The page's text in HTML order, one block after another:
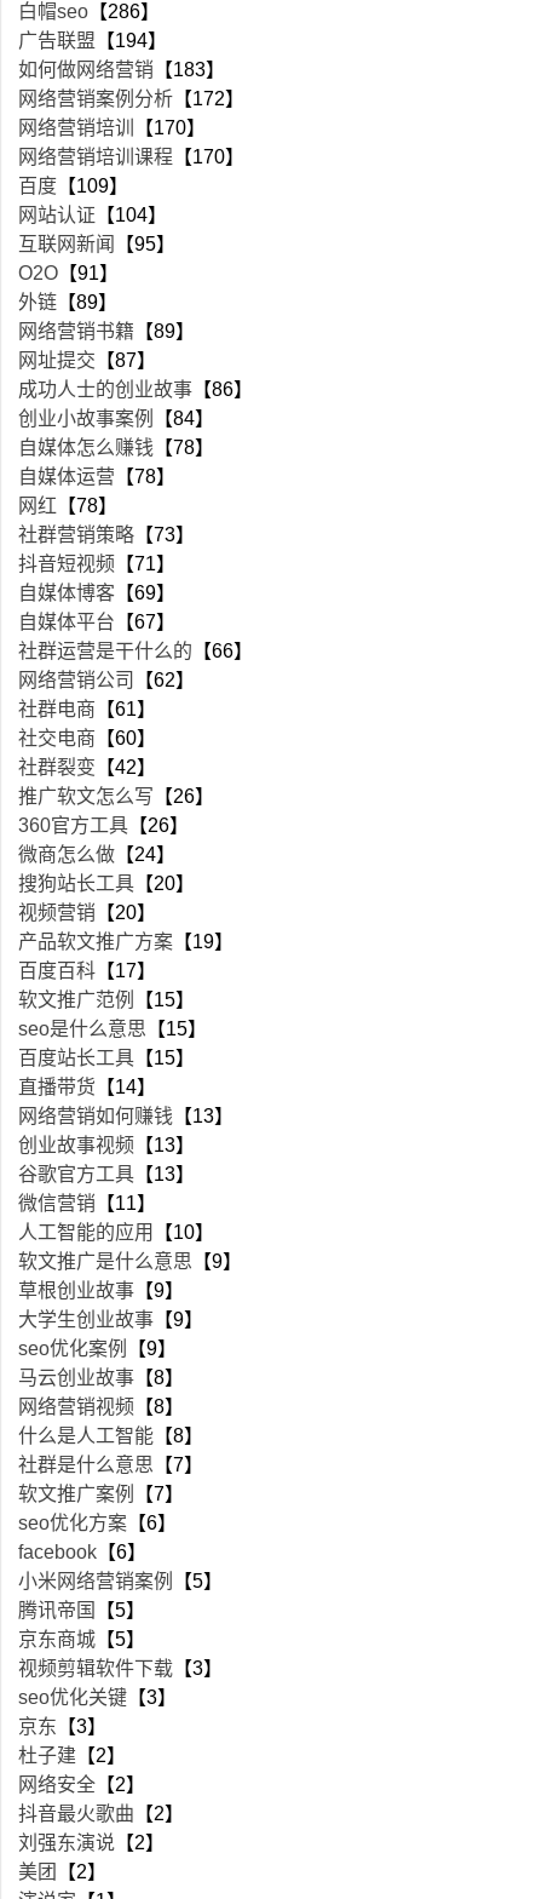
白帽seo 【286】
广告联盟 【194】
如何做网络营销 【183】
网络营销案例分析 【172】
网络营销培训
【170】
网络营销培训课程 【170】
百度 【109】
网站认证 【104】
互联网新闻
【95】
O2O 【91】
外链 【89】
网络营销书籍 【89】
网址提交 【87】
成功人士的创业故事 【86】
创业小故事案例
【84】
自媒体怎么赚钱 【78】
自媒体运营 【78】
网红 【78】
社群营销策略 【73】
抖音短视频 【71】
自媒体博客 【69】
自媒体平台 【67】
社群运营是干什么的 【66】
网络营销公司
【62】
社群电商 【61】
社交电商 【60】
社群裂变 【42】
推广软文怎么写 【26】
360官方工具 【26】
微商怎么做 【24】
搜狗站长工具 【20】
视频营销 【20】
产品软文推广方案 【19】
百度百科 【17】
软文推广范例
【15】
seo是什么意思 【15】
百度站长工具 【15】
直播带货 【14】
网络营销如何赚钱 【13】
创业故事视频 【13】
谷歌官方工具 【13】
微信营销 【11】
人工智能的应用
【10】
软文推广是什么意思 【9】
草根创业故事 【9】
大学生创业故事 【9】
seo优化案例
【9】
马云创业故事 【8】
网络营销视频 【8】
什么是人工智能 【8】
社群是什么意思 【7】
软文推广案例
【7】
seo优化方案 【6】
facebook 【6】
小米网络营销案例
【5】
腾讯帝国
【5】
京东商城 【5】
视频剪辑软件下载 【3】
seo优化关键 【3】
京东 【3】
杜子建 【2】
网络安全 【2】
抖音最火歌曲 【2】
刘强东演说 【2】
美团
【2】